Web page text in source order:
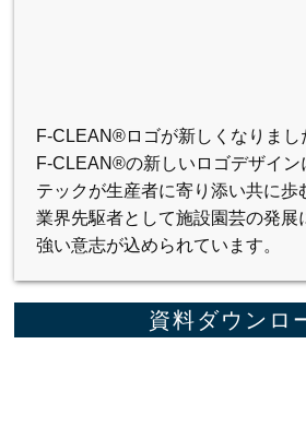
F-CLEAN®ロゴが新しくなりまし
F-CLEAN®の新しいロゴデザイン
テックが生産者に寄り添い共に歩
業界先駆者として施設園芸の発展
強い意志が込められています。
資料ダウンロ